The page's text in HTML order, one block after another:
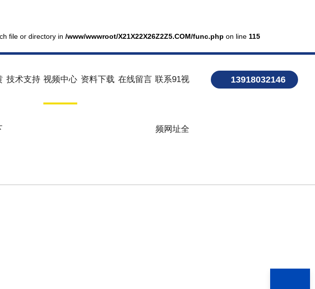
file or directory in /www/wwwroot/X21X22X26Z2Z5.COM/func.php on line 115
13918032146
技术支持 视频中心 资料下载 在线留言 联系91视
频网址全